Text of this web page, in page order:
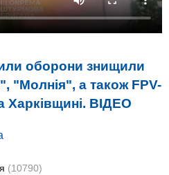
оборони знищили
"Молнія", а також FPV-
Харківщині. ВIДЕО
(10790)